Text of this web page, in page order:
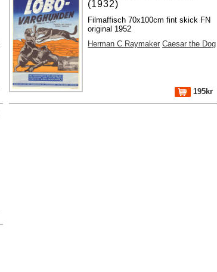
(1932)
Filmaffisch 70x100cm fint skick FN
original 1952
Herman C Raymaker Caesar the Dog
195kr